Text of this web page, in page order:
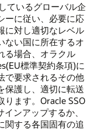
ているグローバル企
ーに従い、必要に応
に対し適切なレベル
ない国に所在するオ
る場合、オラクル
標準契約条項)に
で要求されるその他
保護し、適切に転送
ります。Oracle SSO
ンアップするか、
関する各国固有の追